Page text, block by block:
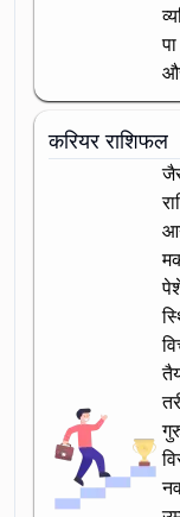
करियर राशिफल